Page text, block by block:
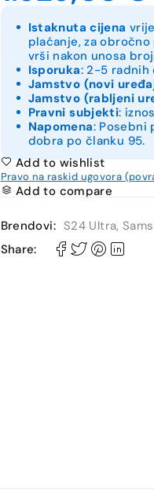
Istaknuta cijena
plaćanje, za
vrši nakon unosa
Isporuka: 2-5 radnih
Jamstvo (novi
Jamstvo (rabljeni
Pravni subjekti:
Napomena: Posebni
dobra po članku 95.
Add to wishlist
Pravo na raskid ugovora
Add to compare
Brendovi: S24 Ultra,
Share: